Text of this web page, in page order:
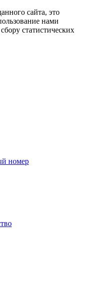
сайта, это
нами
статистических
номер